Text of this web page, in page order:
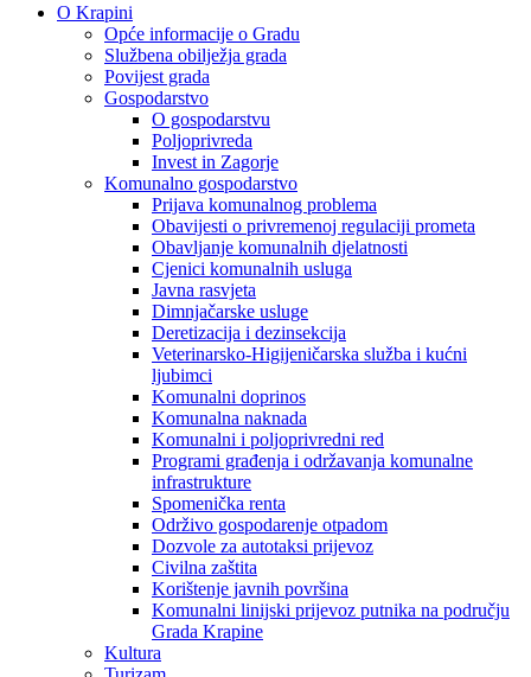
O Krapini
Opće informacije o Gradu
Službena obilježja grada
Povijest grada
Gospodarstvo
O gospodarstvu
Poljoprivreda
Invest in Zagorje
Komunalno gospodarstvo
Prijava komunalnog problema
Obavijesti o privremenoj regulaciji prometa
Obavljanje komunalnih djelatnosti
Cjenici komunalnih usluga
Javna rasvjeta
Dimnjačarske usluge
Deretizacija i dezinsekcija
Veterinarsko-Higijeničarska služba i kućni
ljubimci
Komunalni doprinos
Komunalna naknada
Komunalni i poljoprivredni red
Programi građenja i održavanja komunalne
infrastrukture
Spomenička renta
Održivo gospodarenje otpadom
Dozvole za autotaksi prijevoz
Civilna zaštita
Korištenje javnih površina
Komunalni linijski prijevoz putnika na području
Grada Krapine
Kultura